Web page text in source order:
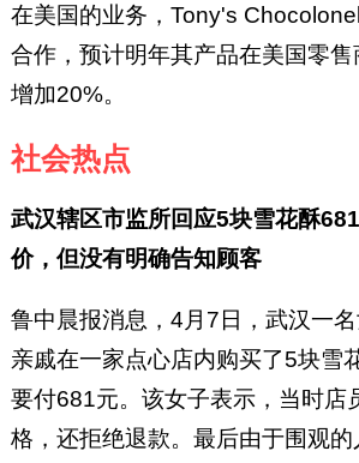
在美国的业务，Tony's
合作，预计明年其产品在美国零
增加20%。
社会热点
武汉辖区市监所回应5块雪花酥
价，但没有明确告知顾客
鲁中晨报消息，4月7日，武汉一
亲戚在一家点心店内购买了5块雪
要付681元。该女子表示，当时店
格，还拒绝退款。最后由于围观